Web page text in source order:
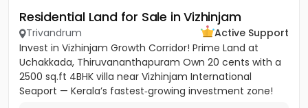
Residential Land for Sale in Vizhinjam
Trivandrum
Active Support
Invest in Vizhinjam Growth Corridor! Prime Land at
Uchakkada, Thiruvananthapuram Own 20 cents with a
2500 sq.ft 4BHK villa near Vizhinjam International
Seaport — Kerala’s fastest‑growing investment zone!